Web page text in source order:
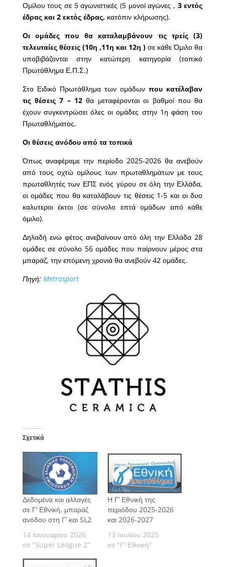
Ομίλου τους σε 5 αγωνιστικές (5 μονοί αγώνες , 3 εντός
έδρας και 2 εκτός έδρας, κατόπιν κλήρωσης).
Οι ομάδες που θα καταλαμβάνουν τις τρείς (3)
τελευταίες θέσεις (10η ,11η και 12η )σε κάθε Όμιλο θα
υποβιβάζονται στην κατώτερη κατηγορία (τοπικό
Πρωτάθλημα Ε.Π.Σ.)
Στο Ειδικό Πρωτάθλημα των ομάδωνπου κατέλαβαν
τις θέσεις 7 – 12 θα μεταφέρονται οι βαθμοί που θα
έχουν συγκεντρώσει όλες οι ομάδες στην 1η φάση του
Πρωταθλήματος.
Οι θέσεις ανόδου από τα τοπικά
Όπως αναφέραμε την περίοδο 2025-2026 θα ανεβούν
από τους οχτώ ομίλους των πρωταθλημάτων με τους
πρωταθλητές των ΕΠΣ ενός γύρου σε όλη την Ελλάδα,
οι ομάδες που θα καταλάβουν τις θέσεις 1-5 και οι δυο
καλυτεροι έκτοι (σε σύνολο επτά ομάδων από κάθε
όμιλο).
Δηλαδή ενώ φέτος ανεβαίνουν από όλη την Ελλάδα 28
ομάδες σε σύνολο 56 ομάδες που παίρνουν μέρος στα
μπαράζ, την επόμενη χρονιά θα ανεβούν 42 ομάδες.
Πηγή: Metrosport
Σχετικά
Δεδομένα και αλλαγές
σε Γ’ Εθνική, μπαράζ
ανόδου στη Γ’ και SL2
14 Ιανουαρίου 2026
σε "Super League 2"
Η Γ’ Εθνική της
περιόδου 2025-2026
και 2026-2027
13 Ιουλίου 2025
σε "Γ' Εθνική"